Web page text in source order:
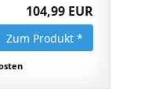
104,99 EUR
Zum Produkt *